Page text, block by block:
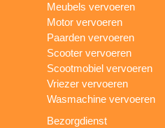
Meubels vervoeren
Motor vervoeren
Paarden vervoeren
Scooter vervoeren
Scootmobiel vervoeren
Vriezer vervoeren
Wasmachine vervoeren
Bezorgdienst